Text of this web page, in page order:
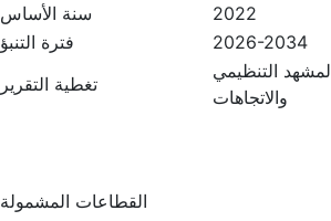
سنة الأساس
2022
فترة التنبؤ
2026-2034
تغطية التقرير
التنظيمي
والاتجاهات
القطاعات المشمولة